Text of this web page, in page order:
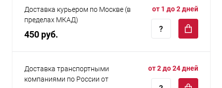
Доставка курьером по Москве (в
пределах МКАД)
450 руб.
от 1 до 2 дней
Доставка транспортными
компаниями по России от
от 2 до 24 дней